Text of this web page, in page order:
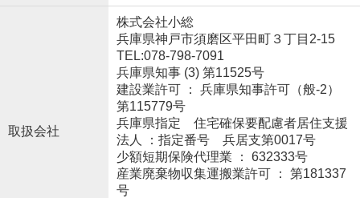
取扱会社
株式会社小総
兵庫県神戸市須磨区平田町３丁目2-15
TEL:078-798-7091
兵庫県知事 (3) 第11525号
建設業許可 ： 兵庫県知事許可（般-2）
第115779号
兵庫県指定 住宅確保要配慮者居住支援
法人 ：指定番号 兵居支第0017号
少額短期保険代理業 ： 632333号
産業廃棄物収集運搬業許可 ： 第181337
号